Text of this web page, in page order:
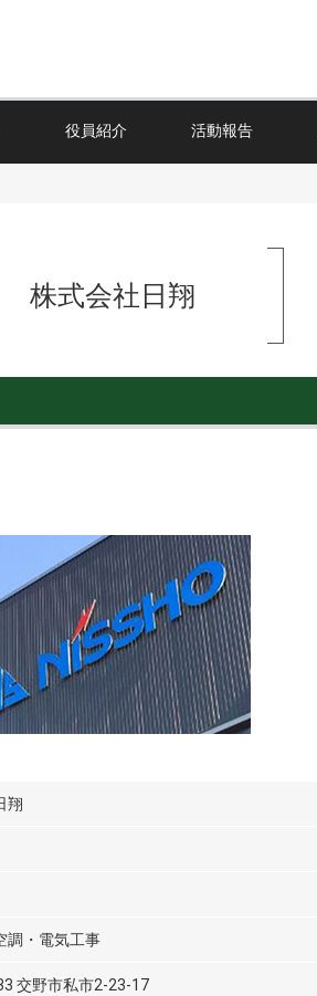
役員紹介 活動報告
株式会社日翔
翔
調・電気工事
交野市私市2-23-17